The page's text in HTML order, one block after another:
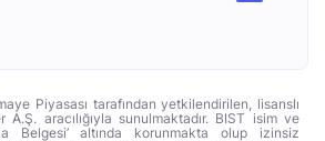
Piyasası tarafından yetkilendirilen, lisanslı
aracılığıyla sunulmaktadır. BIST isim ve
Belgesi’ altında korunmakta olup izinsiz